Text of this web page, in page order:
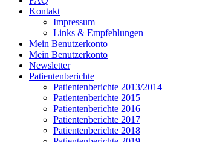
Kontakt
Impressum
Links & Empfehlungen
Mein Benutzerkonto
Mein Benutzerkonto
Newsletter
Patientenberichte
Patientenberichte 2013/2014
Patientenberichte 2015
Patientenberichte 2016
Patientenberichte 2017
Patientenberichte 2018